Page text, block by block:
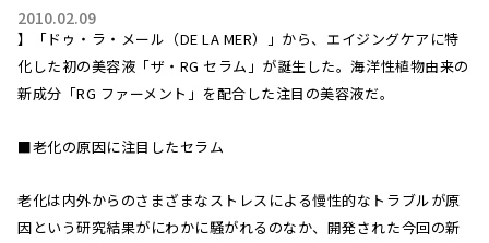
2010.02.09
】「ドゥ・ラ・メール（DE LA MER）」から、エイジングケアに特
化した初の美容液「ザ・RG セラム」が誕生した。海洋性植物由来の
新成分「RG ファーメント」を配合した注目の美容液だ。
■老化の原因に注目したセラム
老化は内外からのさまざまなストレスによる慢性的なトラブルが原
因という研究結果がにわかに騒がれるのなか、開発された今回の新